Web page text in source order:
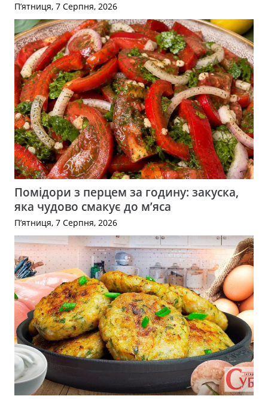
П’ятниця, 7 Серпня, 2026
Помідори з перцем за годину: закуска,
яка чудово смакує до м’яса
П’ятниця, 7 Серпня, 2026